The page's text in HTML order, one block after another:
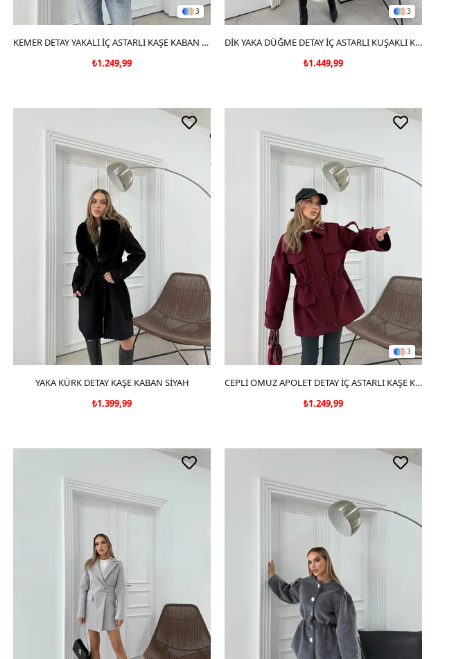
3
SEPETE EKLE
KEMER DETAY YAKALI İÇ ASTARLI KAŞE KABAN ANTRASİT 2076
₺1.249,99
3
SEPETE EKLE
DİK YAKA DÜĞME DETAY İÇ ASTARLI KUŞAKLI KAŞE KABAN VİZON (GÖRSELDEN BİR TON KOYUDUR)
₺1.449,99
SEPETE EKLE
YAKA KÜRK DETAY KAŞE KABAN SİYAH
₺1.399,99
3
SEPETE EKLE
CEPLİ OMUZ APOLET DETAY İÇ ASTARLI KAŞE KABAN BORDO
₺1.249,99